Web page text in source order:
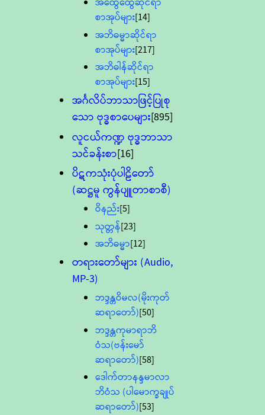
စာအုပ်များ[14]
အဘိဓမ္မာဆိုင်ရာ
စာအုပ်များ[217]
အဘိဓါန်ဆိုင်ရာ
စာအုပ်များ[15]
အင်္ဂလိပ်ဘာသာဖြင့်ပြုစု
သော ဗုဒ္ဓစာပေများ[895]
လူငယ်ကဏ္ဍ ဗုဒ္ဓဘာသာ
သင်ခန်းစာ[16]
ပိဋကသုံးပုံပါဠိတော်
(ဆဋ္ဌမူ ကွန်ပျူတာစာစီ)
ဝိနည်း[5]
သုတ္တန်[23]
အဘိဓမ္မာ[12]
တရားတော်များ (Audio,
MP-3)
ဘဒ္ဒန္တဝိမလ(မိုးကုတ်
ဆရာတော်)[50]
ဘဒ္ဒန္တကုမာရာဘိ
ဝံသ(ဗန်းမော်
ဆရာတော်)[58]
ဒေါက်တာနန္ဒမာလာ
ဘိဝံသ (ပါမောက္ခချုပ်
ဆရာတော်)[53]